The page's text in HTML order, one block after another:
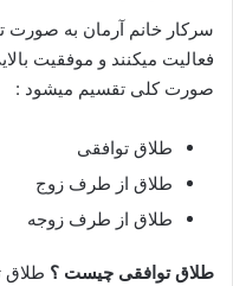
سرکار خانم آرمان به
صورت کلی تقسیم میشود :
طلاق توافقی
طلاق از طرف زوج
طلاق از طرف زوجه
طلاق توافقی چیست ؟ طلاق